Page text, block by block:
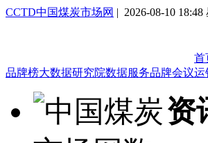
CCTD中国煤炭市场网 | 2026-08-10 18:48
首
品牌榜大数据研究院数据服务品牌会议运
资